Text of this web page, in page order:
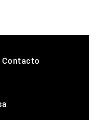
Contacto